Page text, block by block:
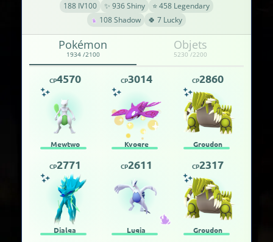
188 IV100 ✨ 936 Shiny
⭐ 458 Legendary
108 Shadow
🍀 7 Lucky
Pokémon
1934 /2100
Objets
5230 /2200
CP4570
Mewtwo
CP3014
Kyogre
CP2860
Groudon
CP2771
Dialga
CP2611
Lugia
CP2317
Groudon